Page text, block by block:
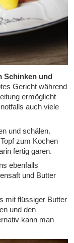
Schinken und
Gericht während
ermöglicht
auch viele
und schälen.
zum Kochen
fertig garen.
ebenfalls
und Butter
mit flüssiger Butter
und den
kann man